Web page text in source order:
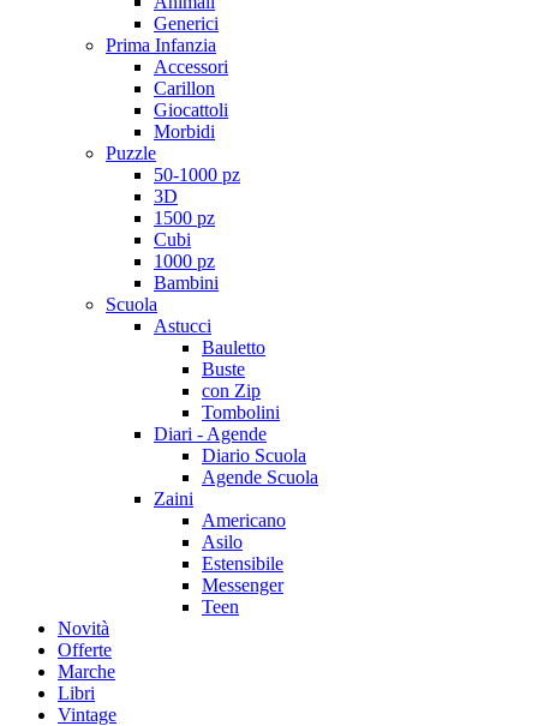
Generici
Prima Infanzia
Accessori
Carillon
Giocattoli
Morbidi
Puzzle
50-1000 pz
3D
1500 pz
Cubi
1000 pz
Bambini
Scuola
Astucci
Bauletto
Buste
con Zip
Tombolini
Diari - Agende
Diario Scuola
Agende Scuola
Zaini
Americano
Asilo
Estensibile
Messenger
Teen
Novità
Offerte
Marche
Libri
Vintage